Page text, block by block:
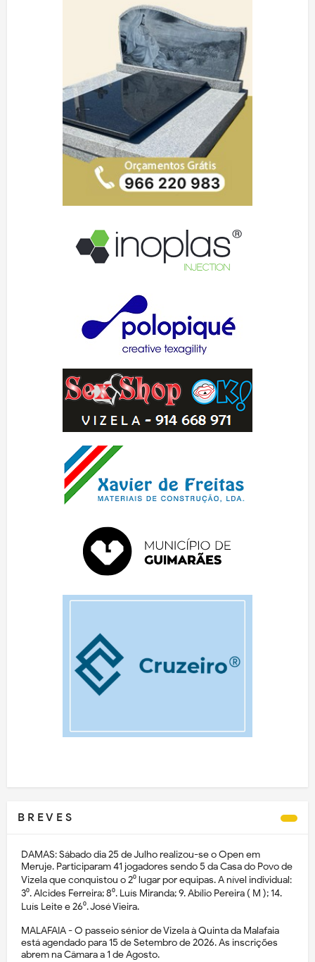
B R E V E S
DAMAS: Sábado dia 25 de Julho realizou-se o Open em
Meruje. Participaram 41 jogadores sendo 5 da Casa do Povo de
Vizela que conquistou o 2⁰ lugar por equipas. A nível individual:
3⁰. Alcides Ferreira; 8⁰. Luís Miranda; 9. Abílio Pereira ( M ); 14.
Luís Leite e 26⁰. José Vieira.
MALAFAIA - O passeio sénior de Vizela à Quinta da Malafaia
está agendado para 15 de Setembro de 2026. As inscrições
abrem na Câmara a 1 de Agosto.